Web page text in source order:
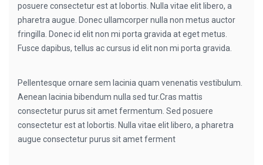
posuere consectetur est at lobortis. Nulla vitae elit libero, a
pharetra augue. Donec ullamcorper nulla non metus auctor
fringilla. Donec id elit non mi porta gravida at eget metus.
Fusce dapibus, tellus ac cursus id elit non mi porta gravida.
Pellentesque ornare sem lacinia quam venenatis vestibulum.
Aenean lacinia bibendum nulla sed tur.Cras mattis
consectetur purus sit amet fermentum. Sed posuere
consectetur est at lobortis. Nulla vitae elit libero, a pharetra
augue consectetur purus sit amet ferment